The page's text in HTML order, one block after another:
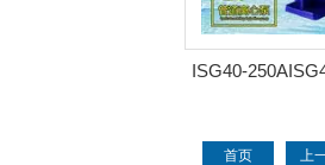
ISG40-
首页 上